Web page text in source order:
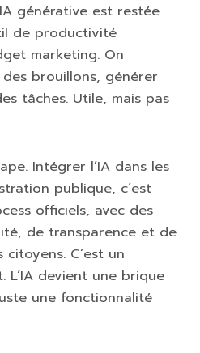
générative est restée
de productivité
marketing. On
brouillons, générer
tâches. Utile, mais pas
Intégrer l’IA dans les
publique, c’est
officiels, avec des
de transparence et de
C’est un
L’IA devient une brique
une fonctionnalité